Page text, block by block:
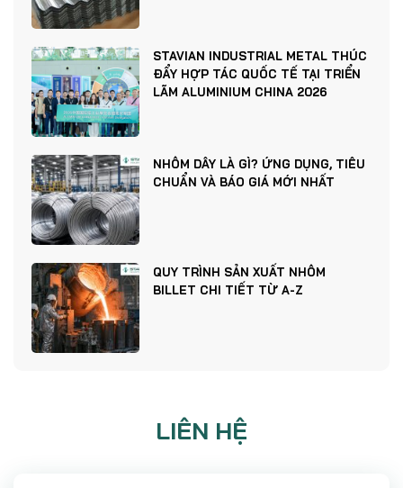
STAVIAN INDUSTRIAL METAL THÚC
ĐẨY HỢP TÁC QUỐC TẾ TẠI TRIỂN
LÃM ALUMINIUM CHINA 2026
NHÔM DÂY LÀ GÌ? ỨNG DỤNG, TIÊU
CHUẨN VÀ BÁO GIÁ MỚI NHẤT
QUY TRÌNH SẢN XUẤT NHÔM
BILLET CHI TIẾT TỪ A-Z
LIÊN HỆ